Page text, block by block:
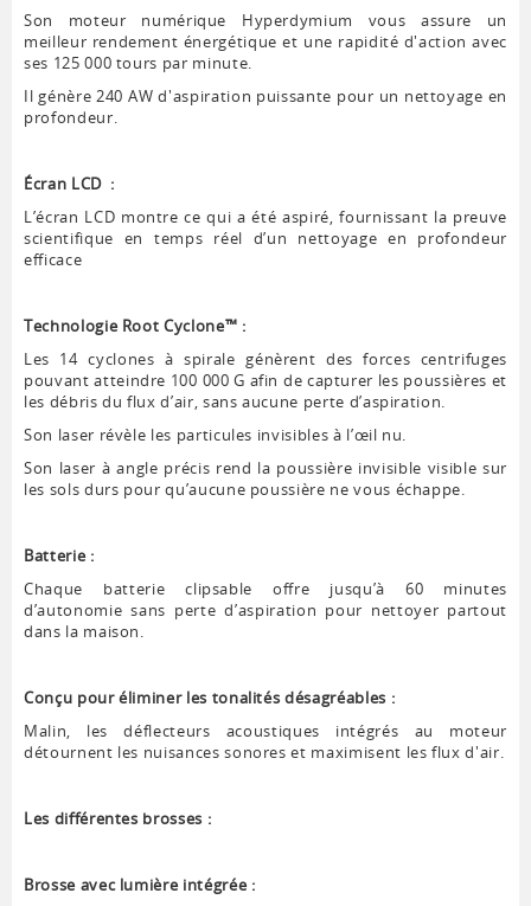
Son moteur numérique Hyperdymium vous assure un
meilleur rendement énergétique et une rapidité d'action avec
ses 125 000 tours par minute.
Il génère 240 AW d'aspiration puissante pour un nettoyage en
profondeur.
Écran LCD :
L’écran LCD montre ce qui a été aspiré, fournissant la preuve
scientifique en temps réel d’un nettoyage en profondeur
efficace
Technologie Root Cyclone™ :
Les 14 cyclones à spirale génèrent des forces centrifuges
pouvant atteindre 100 000 G afin de capturer les poussières et
les débris du flux d’air, sans aucune perte d’aspiration.
Son laser révèle les particules invisibles à l’œil nu.
Son laser à angle précis rend la poussière invisible visible sur
les sols durs pour qu’aucune poussière ne vous échappe.
Batterie :
Chaque batterie clipsable offre jusqu’à 60 minutes
d’autonomie sans perte d’aspiration pour nettoyer partout
dans la maison.
Conçu pour éliminer les tonalités désagréables :
Malin, les déflecteurs acoustiques intégrés au moteur
détournent les nuisances sonores et maximisent les flux d'air.
Les différentes brosses :
Brosse avec lumière intégrée :